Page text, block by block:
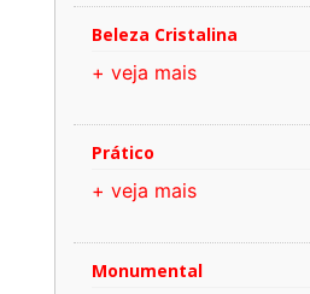
Beleza Cristalina
+ veja mais
Prático
+ veja mais
Monumental